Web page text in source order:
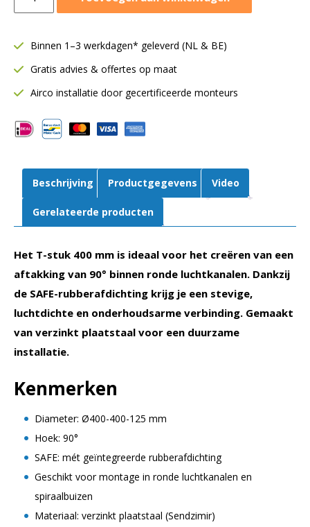
stuk
Ø400-
125
mm
SAFE
aantal
Binnen 1–3 werkdagen* geleverd (NL & BE)
Gratis advies & offertes op maat
Airco installatie door gecertificeerde monteurs
Beschrijving Productgegevens Video
Gerelateerde producten
Het T-stuk 400 mm is ideaal voor het creëren van een
aftakking van 90° binnen ronde luchtkanalen. Dankzij
de SAFE-rubberafdichting krijg je een stevige,
luchtdichte en onderhoudsarme verbinding. Gemaakt
van verzinkt plaatstaal voor een duurzame
installatie.
Kenmerken
Diameter: Ø400-400-125 mm
Hoek: 90°
SAFE: mét geïntegreerde rubberafdichting
Geschikt voor montage in ronde luchtkanalen en
spiraalbuizen
Materiaal: verzinkt plaatstaal (Sendzimir)